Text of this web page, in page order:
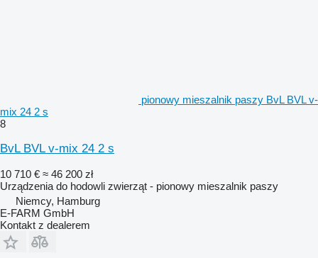
pionowy mieszalnik paszy BvL BVL v-
mix 24 2 s
8
BvL BVL v-mix 24 2 s
10 710 € ≈ 46 200 zł
Urządzenia do hodowli zwierząt - pionowy mieszalnik paszy
Niemcy, Hamburg
E-FARM GmbH
Kontakt z dealerem